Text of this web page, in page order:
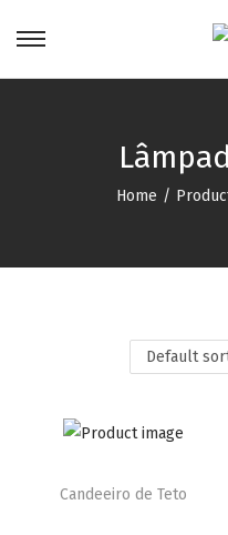
Home /
Candeeiro de Teto